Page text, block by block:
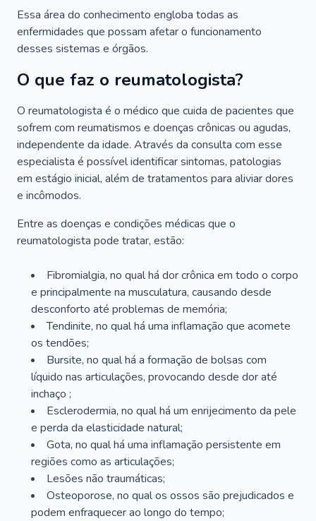
Essa área do conhecimento engloba todas as
enfermidades que possam afetar o funcionamento
desses sistemas e órgãos.
O que faz o reumatologista?
O reumatologista é o médico que cuida de pacientes que
sofrem com reumatismos e doenças crônicas ou agudas,
independente da idade. Através da consulta com esse
especialista é possível identificar sintomas, patologias
em estágio inicial, além de tratamentos para aliviar dores
e incômodos.
Entre as doenças e condições médicas que o
reumatologista pode tratar, estão:
Fibromialgia, no qual há dor crônica em todo o corpo
e principalmente na musculatura, causando desde
desconforto até problemas de memória;
Tendinite, no qual há uma inflamação que acomete
os tendões;
Bursite, no qual há a formação de bolsas com
líquido nas articulações, provocando desde dor até
inchaço ;
Esclerodermia, no qual há um enrijecimento da pele
e perda da elasticidade natural;
Gota, no qual há uma inflamação persistente em
regiões como as articulações;
Lesões não traumáticas;
Osteoporose, no qual os ossos são prejudicados e
podem enfraquecer ao longo do tempo;